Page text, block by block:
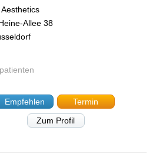
Allee 38
Empfehlen
Termin
Zum Profil